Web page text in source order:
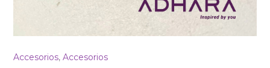
Accesorios, Accesorios